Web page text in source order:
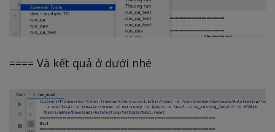
==== Và kết quả ở dưới nhé